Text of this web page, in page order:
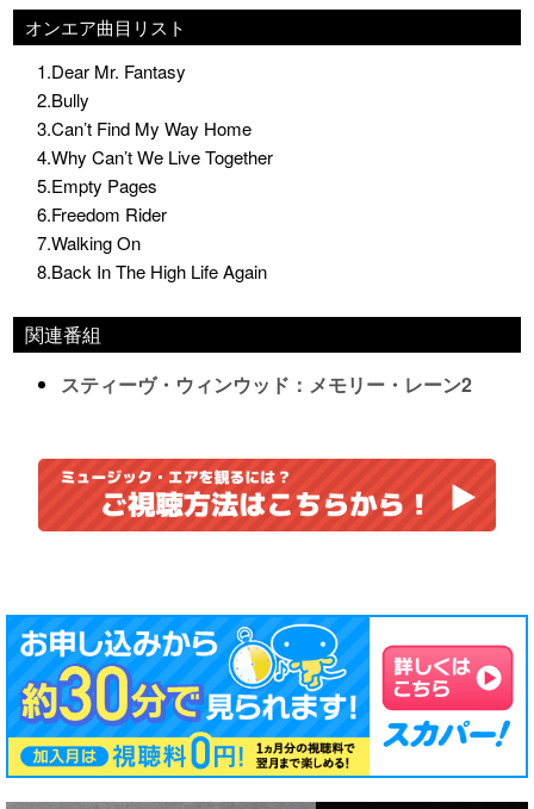
オンエア曲目リスト
1.Dear Mr. Fantasy
2.Bully
3.Can’t Find My Way Home
4.Why Can’t We Live Together
5.Empty Pages
6.Freedom Rider
7.Walking On
8.Back In The High Life Again
関連番組
スティーヴ・ウィンウッド：メモリー・レーン2